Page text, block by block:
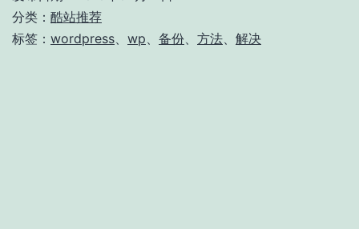
分类： 酷站推荐
标签： wordpress wp 备份 方法 解决